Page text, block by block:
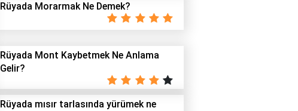
Rüyada Morarmak Ne Demek?
Rüyada Mont Kaybetmek Ne Anlama
Gelir?
Rüyada mısır tarlasında yürümek ne